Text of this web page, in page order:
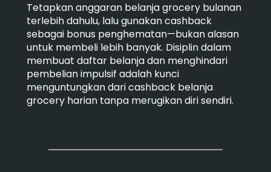
Tetapkan anggaran belanja grocery bulanan
terlebih dahulu, lalu gunakan cashback
sebagai bonus penghematan—bukan alasan
untuk membeli lebih banyak. Disiplin dalam
membuat daftar belanja dan menghindari
pembelian impulsif adalah kunci
menguntungkan dari cashback belanja
grocery harian tanpa merugikan diri sendiri.